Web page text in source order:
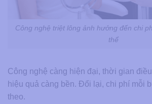
Công nghệ triệt lông ảnh hưởng đến chi
thể
Công nghệ càng hiện đại, thời gian
hiệu quả càng bền. Đổi lại, chi phí mỗi
theo.